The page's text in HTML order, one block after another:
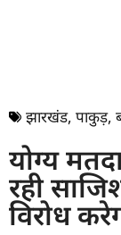
झारखंड, पाकुड़,
योग्य
रही
विरोध